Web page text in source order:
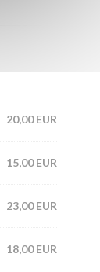
20,00 EUR
15,00 EUR
23,00 EUR
18,00 EUR